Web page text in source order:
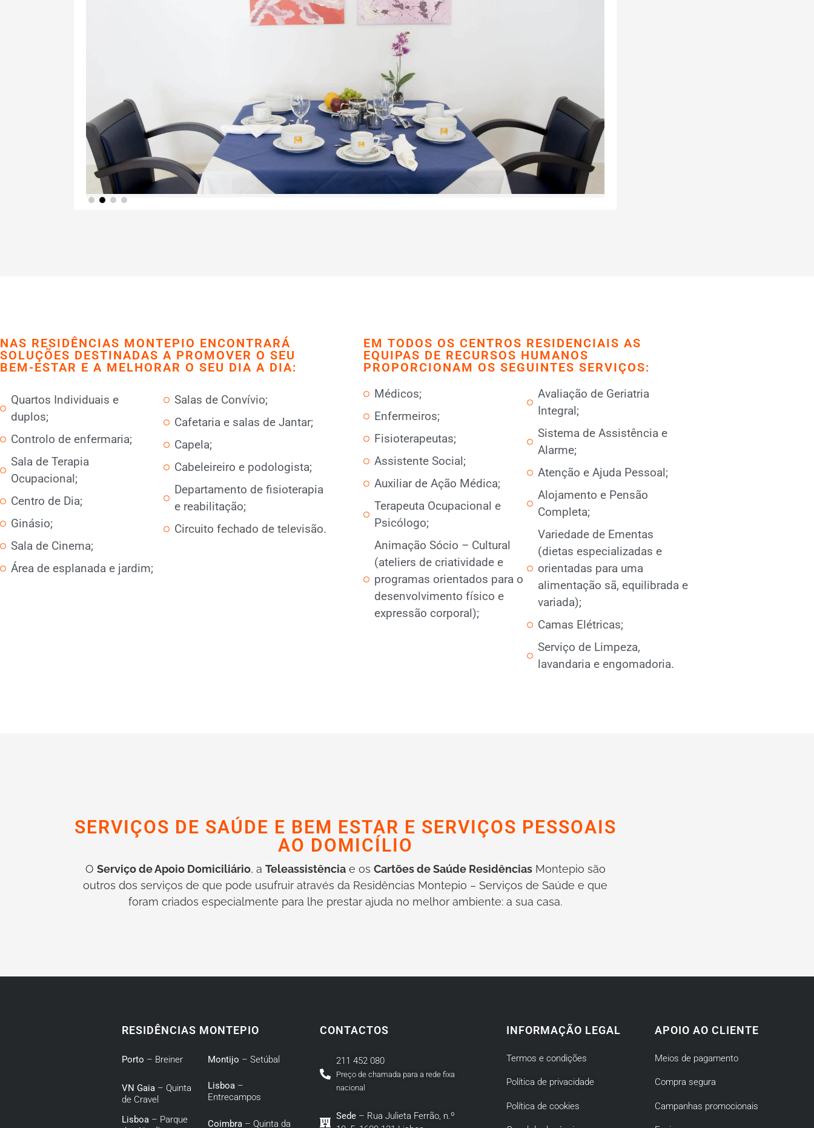
NAS RESIDÊNCIAS MONTEPIO ENCONTRARÁ
SOLUÇÕES DESTINADAS A PROMOVER O SEU
BEM-ESTAR E A MELHORAR O SEU DIA A DIA:
Quartos Individuais e
duplos;
Controlo de enfermaria;
Sala de Terapia
Ocupacional;
Centro de Dia;
Ginásio;
Sala de Cinema;
Área de esplanada e jardim;
Salas de Convívio;
Cafetaria e salas de Jantar;
Capela;
Cabeleireiro e podologista;
Departamento de fisioterapia
e reabilitação;
Circuito fechado de televisão.
EM TODOS OS CENTROS RESIDENCIAIS AS
EQUIPAS DE RECURSOS HUMANOS
PROPORCIONAM OS SEGUINTES SERVIÇOS:
Médicos;
Enfermeiros;
Fisioterapeutas;
Assistente Social;
Auxiliar de Ação Médica;
Terapeuta Ocupacional e
Psicólogo;
Animação Sócio – Cultural
(ateliers de criatividade e
programas orientados para o
desenvolvimento físico e
expressão corporal);
Avaliação de Geriatria
Integral;
Sistema de Assistência e
Alarme;
Atenção e Ajuda Pessoal;
Alojamento e Pensão
Completa;
Variedade de Ementas
(dietas especializadas e
orientadas para uma
alimentação sã, equilibrada e
variada);
Camas Elétricas;
Serviço de Limpeza,
lavandaria e engomadoria.
SERVIÇOS DE SAÚDE E BEM ESTAR E SERVIÇOS PESSOAIS
AO DOMICÍLIO
O Serviço de Apoio Domiciliário, a Teleassistênciae os Cartões de Saúde ResidênciasMontepio são
outros dos serviços de que pode usufruir através da Residências Montepio – Serviços de Saúde e que
foram criados especialmente para lhe prestar ajuda no melhor ambiente: a sua casa.
RESIDÊNCIAS MONTEPIO
Porto – Breiner
VN Gaia – Quinta
de Cravel
Lisboa – Parque
Montijo – Setúbal
Lisboa–
Entrecampos
Coimbra– Quinta da
CONTACTOS
211 452 080
Preço de chamada para a rede fixa
nacional
Sede – Rua Julieta Ferrão, n.º
INFORMAÇÃO LEGAL
Termos e condições
Política de privacidade
Política de cookies
APOIO AO CLIENTE
Meios de pagamento
Compra segura
Campanhas promocionais